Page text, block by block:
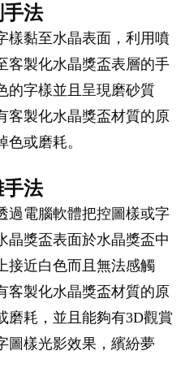
手法
樣黏至水晶表面，利用噴
客製化水晶獎盃表層的手
的字樣並且呈現磨砂質
客製化水晶獎盃材質的原
或磨耗。
手法
過電腦軟體把控圖樣或字
晶獎盃表面於水晶獎盃中
接近白色而且無法感觸
客製化水晶獎盃材質的原
磨耗，並且能夠有3D觀賞
圖樣光影效果，繽紛夢